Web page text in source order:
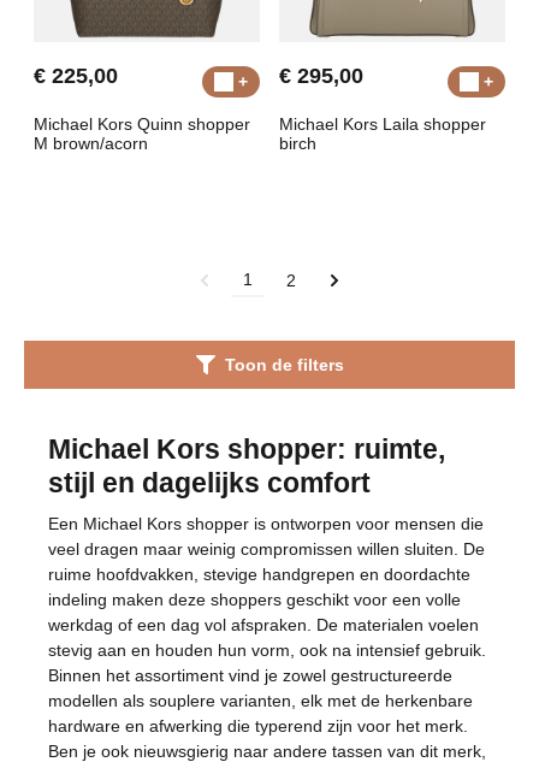
€ 225,00
Michael Kors Quinn shopper
M brown/acorn
€ 295,00
Michael Kors Laila shopper
birch
1 2
Toon de filters
Michael Kors shopper: ruimte,
stijl en dagelijks comfort
Een Michael Kors shopper is ontworpen voor mensen die
veel dragen maar weinig compromissen willen sluiten. De
ruime hoofdvakken, stevige handgrepen en doordachte
indeling maken deze shoppers geschikt voor een volle
werkdag of een dag vol afspraken. De materialen voelen
stevig aan en houden hun vorm, ook na intensief gebruik.
Binnen het assortiment vind je zowel gestructureerde
modellen als souplere varianten, elk met de herkenbare
hardware en afwerking die typerend zijn voor het merk.
Ben je ook nieuwsgierig naar andere tassen van dit merk,